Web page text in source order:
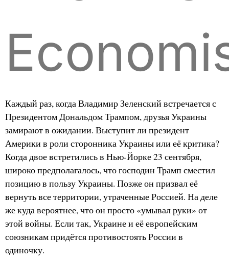
Каждый раз, когда Владимир Зеленский встречается с
Президентом Дональдом Трампом, друзья Украины
замирают в ожидании. Выступит ли президент
Америки в роли сторонника Украины или её критика?
Когда двое встретились в Нью-Йорке 23 сентября,
широко предполагалось, что господин Трамп сместил
позицию в пользу Украины. Позже он призвал её
вернуть все территории, утраченные Россией. На деле
же куда вероятнее, что он просто «умывал руки» от
этой войны. Если так, Украине и её европейским
союзникам придётся противостоять России в
одиночку.